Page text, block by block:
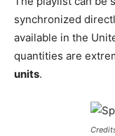
synchronized
available in the
quantities are
units.